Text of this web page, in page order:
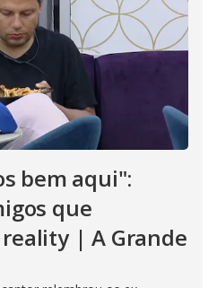
bem aqui":
que
| A Grande